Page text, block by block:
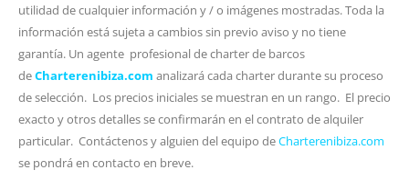
utilidad de cualquier información y / o imágenes mostradas. Toda la
información está sujeta a cambios sin previo aviso y no tiene
garantía. Un agente profesional de charter de barcos
deCharterenibiza.com analizará cada charter durante su proceso
de selección. Los precios iniciales se muestran en un rango. El precio
exacto y otros detalles se confirmarán en el contrato de alquiler
particular. Contáctenos y alguien del equipo deCharterenibiza.com
se pondrá en contacto en breve.